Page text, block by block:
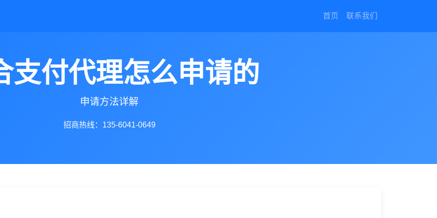
首页 联系我们
支付代理怎么申请的
申请方法详解
招商热线：135-6041-0649